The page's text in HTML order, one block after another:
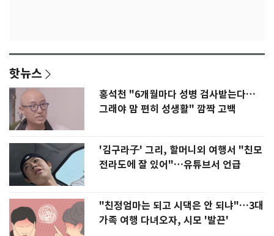
핫뉴스
홍석천 "6개월마다 성병 검사받는다…
그래야 맘 편히 성생활" 깜짝 고백
'김구라子' 그리, 할머니외 여행서 "친모
전라도에 잘 있어"…유튜브서 언급
"친정엄마는 되고 시댁은 안 되냐"…3대
가족 여행 다녀오자, 시모 '발끈'